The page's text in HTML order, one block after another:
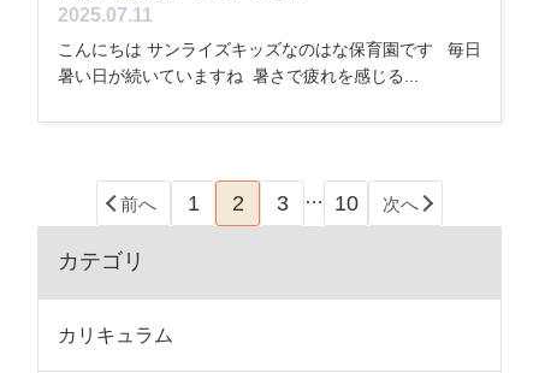
2025.07.11
こんにちは サンライズキッズなのはな保育園です 毎日
暑い日が続いていますね 暑さで疲れを感じる...
前へ 1 2 3 … 10 次へ
カテゴリ
カリキュラム